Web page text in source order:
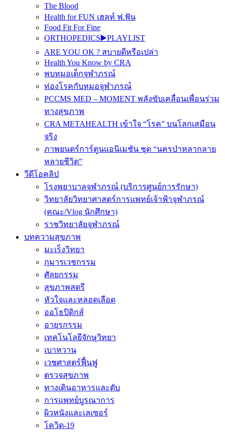
The Blood
Health for FUN เฮลท์ ฟ.ฟัน
Food Fit For Fine
ORTHOPEDICS▶️PLAYLIST
ARE YOU OK ? สบายดีหรือเปล่า
Health You Know by CRA
พบหมอเด็กจุฬาภรณ์
ท่องโรคกับหมอจุฬาภรณ์
PCCMS MED – MOMENT พลังขับเคลื่อนเพื่อนร่วม
ทางสุขภาพ
CRA METAHEALTH เข้าใจ “โรค” บนโลกเสมือน
จริง
ภาพยนตร์การ์ตูนแอนิเมชัน ชุด “นครป่าหลากลาย
หลายชีวิต”
วีดีโอคลิป
โรงพยาบาลจุฬาภรณ์ (บริการศูนย์การรักษา)
วิทยาลัยวิทยาศาสตร์การแพทย์เจ้าฟ้าจุฬาภรณ์
(คณะ/Vlog นักศึกษา)
ราชวิทยาลัยจุฬาภรณ์
บทความสุขภาพ
มะเร็งวิทยา
กุมารเวชกรรม
ศัลยกรรม
สุขภาพสตรี
หัวใจและหลอดเลือด
ออโธปิดิกส์
อายุรกรรม
เทคโนโลยีจักษุวิทยา
เบาหวาน
เวชศาสตร์ฟื้นฟู
ตรวจสุขภาพ
ทางเดินอาหารและตับ
การแพทย์บูรณาการ
ผิวหนังและเลเซอร์
โควิด-19